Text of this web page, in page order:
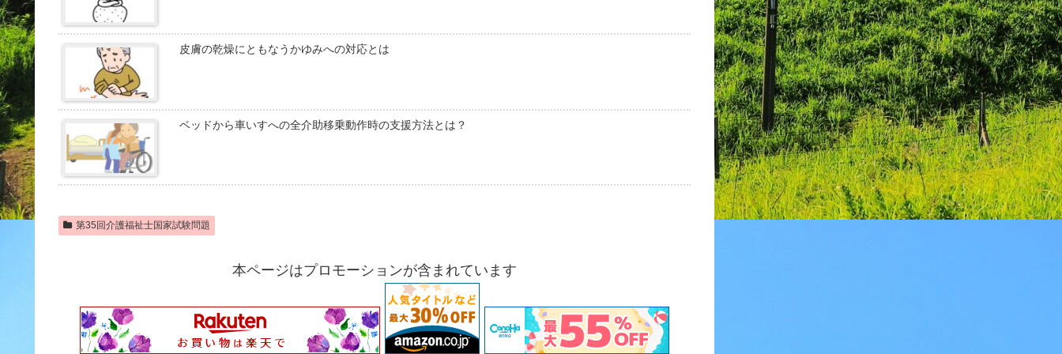
皮膚の乾燥にともなうかゆみへの対応とは
ベッドから車いすへの全介助移乗動作時の支援方法とは？
第35回介護福祉士国家試験問題
本ページはプロモーションが含まれています